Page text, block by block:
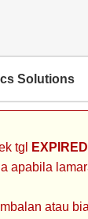
Solutions
tgl
EXPIRED
apabila
atau